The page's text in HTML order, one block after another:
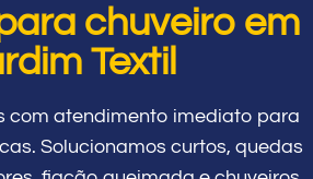
chuveiro em
Textil
com atendimento imediato para
Solucionamos curtos, quedas